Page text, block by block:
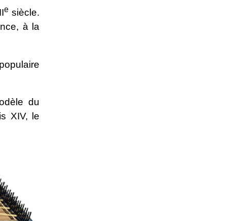
e siècle.
à la
du
XIV, le